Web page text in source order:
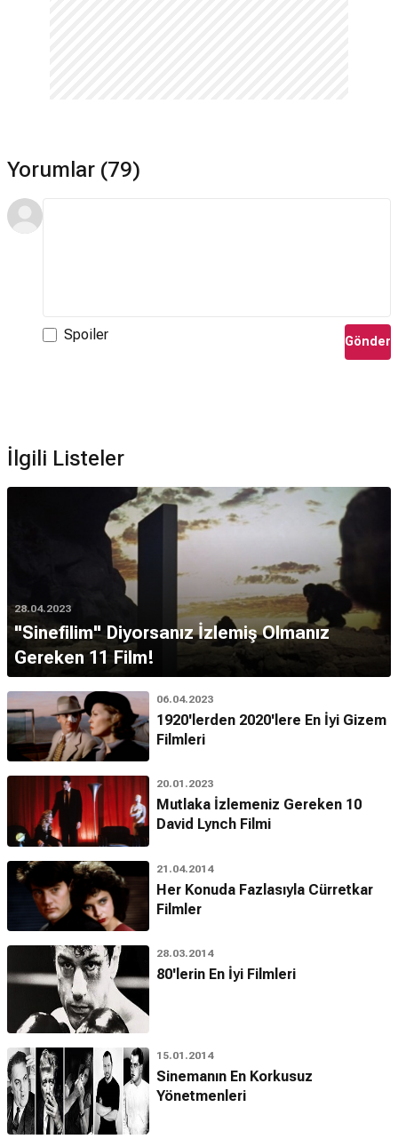
Yorumlar (79)
Spoiler Gönder
İlgili Listeler
28.04.2023
"Sinefilim" Diyorsanız İzlemiş Olmanız
Gereken 11 Film!
06.04.2023
1920'lerden 2020'lere En İyi Gizem
Filmleri
20.01.2023
Mutlaka İzlemeniz Gereken 10
David Lynch Filmi
21.04.2014
Her Konuda Fazlasıyla Cürretkar
Filmler
28.03.2014
80'lerin En İyi Filmleri
15.01.2014
Sinemanın En Korkusuz
Yönetmenleri